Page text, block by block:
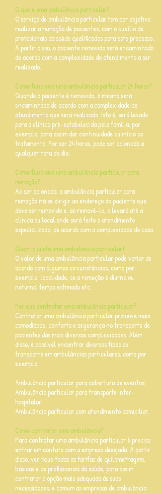
O que é uma ambulância particular?
O serviço de ambulância particular tem por objetivo
realizar a remoção de pacientes, com o auxílio de
profissionais da saúde qualificados para este processo.
A partir disso, o paciente removido será encaminhado
de acordo com a complexidade do atendimento a ser
realizado.
Como funciona uma ambulância particular 24 horas?
Quando o paciente é removido, o mesmo será
encaminhado de acordo com a complexidade do
atendimento que será realizado. Isto é, será levado
para a clínica pré-estabelecida pela família, por
exemplo, para assim dar continuidade ou início ao
tratamento. Por ser 24 horas, pode ser acionada a
qualquer hora do dia.
Como funciona uma ambulância particular para
remoção?
Ao ser acionada, a ambulância particular para
remoção irá se dirigir ao endereço do paciente que
deve ser removido e, ao removê-lo, o levará até a
clínica ou local onde será feito o atendimento
especializado, de acordo com a complexidade do caso.
Quanto custa uma ambulância particular?
O valor de uma ambulância particular pode variar de
acordo com algumas circunstâncias, como por
exemplo: localidade, se a remoção é diurna ou
noturna, tempo estimado etc.
Por que contratar uma ambulância particular?
Contratar uma ambulância particular promove mais
comodidade, conforto e segurança no transporte de
pacientes das mais diversas complexidades. Além
disso, é possível encontrar diversos tipos de
transporte em ambulâncias particulares, como por
exemplo:
Ambulância particular para cobertura de eventos;
Ambulância particular para transporte inter-
hospitalar;
Ambulância particular com atendimento domiciliar.
Como contratar uma ambulância?
Para contratar uma ambulância particular é preciso
entrar em contato com a empresa desejada. A partir
disso, verifique todas as tarifas de quilometragem,
básicas e de profissionais da saúde, para assim
contratar a opção mais adequada às suas
necessidades, é comum as empresas de ambulância